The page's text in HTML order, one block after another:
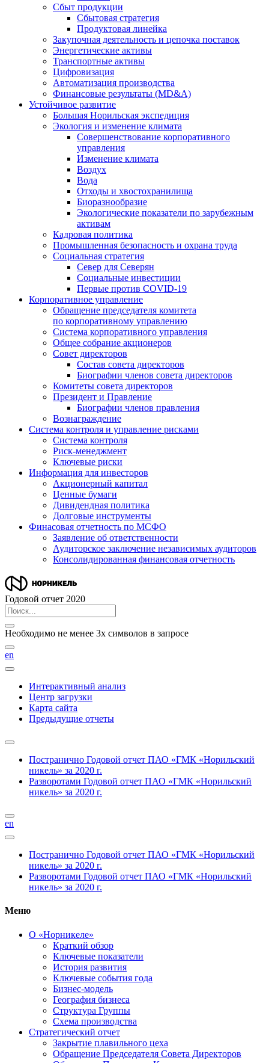
Сбыт продукции
Сбытовая стратегия
Продуктовая линейка
Закупочная деятельность и цепочка поставок
Энергетические активы
Транспортные активы
Цифровизация
Автоматизация производства
Финансовые результаты (MD&A)
Устойчивое развитие
Большая Норильская экспедиция
Экология и изменение климата
Совершенствование корпоративного
управления
Изменение климата
Воздух
Вода
Отходы и хвостохранилища
Биоразнообразие
Экологические показатели по зарубежным
активам
Кадровая политика
Промышленная безопасность и охрана труда
Социальная стратегия
Север для Северян
Социальные инвестиции
Первые против COVID‑19
Корпоративное управление
Обращение председателя комитета
по корпоративному управлению
Система корпоративного управления
Общее собрание акционеров
Совет директоров
Состав совета директоров
Биографии членов совета директоров
Комитеты совета директоров
Президент и Правление
Биографии членов правления
Вознаграждение
Система контроля и управление рисками
Система контроля
Риск-менеджмент
Ключевые риски
Информация для инвесторов
Акционерный капитал
Ценные бумаги
Дивидендная политика
Долговые инструменты
Финасовая отчетность по МСФО
Заявление об ответственности
Аудиторское заключение независимых аудиторов
Консолидированная финансовая отчетность
Годовой отчет 2020
Необходимо не менее 3х символов в запросе
en
Интерактивный анализ
Центр загрузки
Карта сайта
Предыдущие отчеты
Постранично Годовой отчет ПАО «ГМК «Норильский
никель» за 2020 г.
Разворотами Годовой отчет ПАО «ГМК «Норильский
никель» за 2020 г.
en
Постранично Годовой отчет ПАО «ГМК «Норильский
никель» за 2020 г.
Разворотами Годовой отчет ПАО «ГМК «Норильский
никель» за 2020 г.
Меню
О «Норникеле»
Краткий обзор
Ключевые показатели
История развития
Ключевые события года
Бизнес-модель
География бизнеса
Структура Группы
Схема производства
Стратегический отчет
Закрытие плавильного цеха
Обращение Председателя Совета Директоров